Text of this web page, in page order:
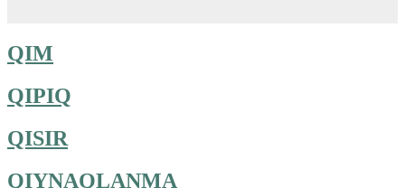
QIM
QIPIQ
QISIR
QIYNAQLANMA